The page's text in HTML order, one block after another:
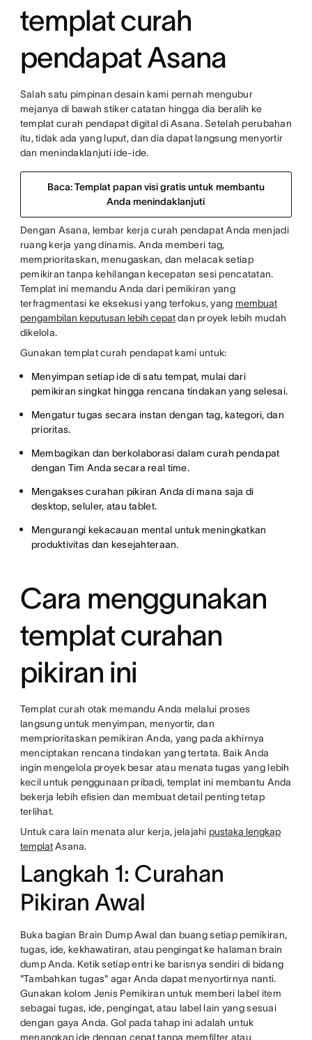
templat curah
pendapat Asana
Salah satu pimpinan desain kami pernah mengubur
mejanya di bawah stiker catatan hingga dia beralih ke
templat curah pendapat digital di Asana. Setelah perubahan
itu, tidak ada yang luput, dan dia dapat langsung menyortir
dan menindaklanjuti ide-ide.
Baca: Templat papan visi gratis untuk membantu
Anda menindaklanjuti
Dengan Asana, lembar kerja curah pendapat Anda menjadi
ruang kerja yang dinamis. Anda memberi tag,
memprioritaskan, menugaskan, dan melacak setiap
pemikiran tanpa kehilangan kecepatan sesi pencatatan.
Templat ini memandu Anda dari pemikiran yang
terfragmentasi ke eksekusi yang terfokus, yang membuat
pengambilan keputusan lebih cepatdan proyek lebih mudah
dikelola.
Gunakan templat curah pendapat kami untuk:
Menyimpan setiap ide di satu tempat, mulai dari
pemikiran singkat hingga rencana tindakan yang selesai.
Mengatur tugas secara instan dengan tag, kategori, dan
prioritas.
Membagikan dan berkolaborasi dalam curah pendapat
dengan Tim Anda secara real time.
Mengakses curahan pikiran Anda di mana saja di
desktop, seluler, atau tablet.
Mengurangi kekacauan mental untuk meningkatkan
produktivitas dan kesejahteraan.
Cara menggunakan
templat curahan
pikiran ini
Templat curah otak memandu Anda melalui proses
langsung untuk menyimpan, menyortir, dan
memprioritaskan pemikiran Anda, yang pada akhirnya
menciptakan rencana tindakan yang tertata. Baik Anda
ingin mengelola proyek besar atau menata tugas yang lebih
kecil untuk penggunaan pribadi, templat ini membantu Anda
bekerja lebih efisien dan membuat detail penting tetap
terlihat.
Untuk cara lain menata alur kerja, jelajahi pustaka lengkap
templatAsana.
Langkah 1: Curahan
Pikiran Awal
Buka bagian Brain Dump Awal dan buang setiap pemikiran,
tugas, ide, kekhawatiran, atau pengingat ke halaman brain
dump Anda. Ketik setiap entri ke barisnya sendiri di bidang
"Tambahkan tugas" agar Anda dapat menyortirnya nanti.
Gunakan kolom Jenis Pemikiran untuk memberi label item
sebagai tugas, ide, pengingat, atau label lain yang sesuai
dengan gaya Anda. Gol pada tahap ini adalah untuk
menangkap ide dengan cepat tanpa memfilter atau